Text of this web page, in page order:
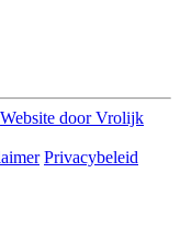
Website door Vrolijk
Privacybeleid